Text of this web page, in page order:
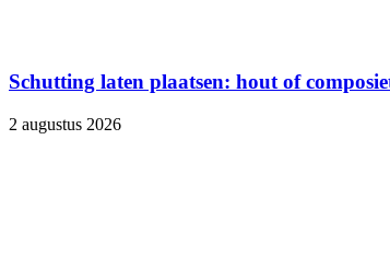
Schutting laten plaatsen: hout of
2 augustus 2026